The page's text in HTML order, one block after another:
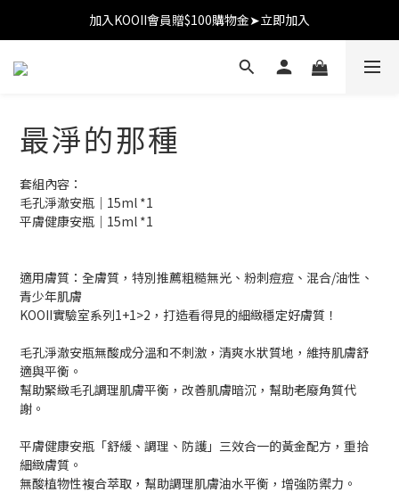
加入KOOII會員贈$100購物金➤立即加入
加入KOOII會員贈$100購物金➤立即加入
全館$3,000免運
最淨的那種
套組內容：
毛孔淨澈安瓶｜15ml *1
平膚健康安瓶｜15ml *1
適用膚質：全膚質，特別推薦粗糙無光、粉刺痘痘、混合/油性、
青少年肌膚
KOOII實驗室系列1+1>2，打造看得見的細緻穩定好膚質！
毛孔淨澈安瓶無酸成分溫和不刺激，清爽水狀質地，維持肌膚舒
適與平衡。
幫助緊緻毛孔調理肌膚平衡，改善肌膚暗沉，幫助老廢角質代
謝。
平膚健康安瓶「舒緩、調理、防護」三效合一的黃金配方，重拾
細緻膚質。
無酸植物性複合萃取，幫助調理肌膚油水平衡，增強防禦力。